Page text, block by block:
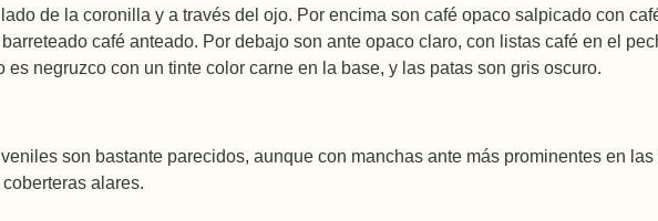
de la coronilla y a través del ojo. Por encima son café opaco salpicado con
café anteado. Por debajo son ante opaco claro, con listas café en el
es negruzco con un tinte color carne en la base, y las patas son gris oscuro.
son bastante parecidos, aunque con manchas ante más prominentes en
alares.